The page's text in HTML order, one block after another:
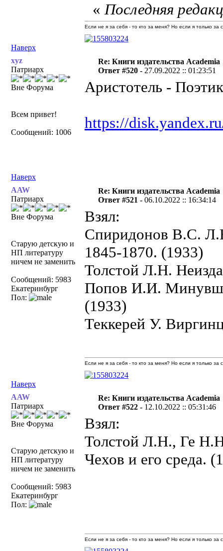
Наверх
«Последняя
Если не я за себя - то кто за меня? Но если я только
xyz
Патриарх
Вне Форума
Всем привет!
Сообщений: 1006
Re: Книги издательства Academia
Ответ #520 - 27.09.2022 :: 01:23:51
Аристотель -
https://
Наверх
AAW
Патриарх
Вне Форума
Старую детскую и
НП литературу
ничем не заменить
Сообщений: 5983
Екатеринбург
Пол:
Re: Книги издательства Academia
Ответ #521 -06.10.2022 :: 16:34:14
Взял:
Спиридонов В.С.
1845-1870. (1933)
Толстой Л.Н.
Попов И.И.
(1933)
Теккерей У.
Наверх
Если не я за себя - то кто за меня? Но если я только
AAW
Патриарх
Вне Форума
Старую детскую и
НП литературу
ничем не заменить
Сообщений: 5983
Екатеринбург
Пол:
Re: Книги издательства Academia
Ответ #522 - 12.10.2022 :: 05:31:46
Взял:
Толстой Л.Н., Ге
Чехов и его среда.
Если не я за себя - то кто за меня? Но если я только